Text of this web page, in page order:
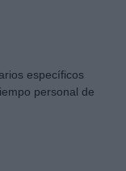
específicos
personal de